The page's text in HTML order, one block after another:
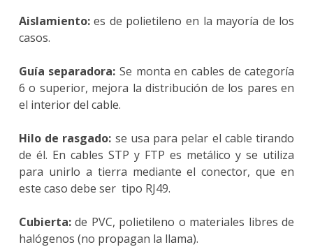
Aislamiento:es de polietileno en la mayoría de los
casos.
Guía separadora: Se monta en cables de categoría
6 o superior, mejora la distribución de los pares en
el interior del cable.
Hilo de rasgado: se usa para pelar el cable tirando
de él. En cables STP y FTP es metálico y se utiliza
para unirlo a tierra mediante el conector, que en
este caso debe ser tipo RJ49.
Cubierta:de PVC, polietileno o materiales libres de
halógenos (no propagan la llama).